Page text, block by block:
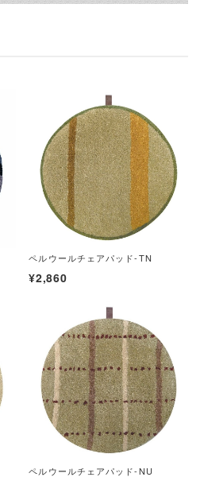
ペルウールチェアパッド-TN
¥2,860
ペルウールチェアパッド-NU